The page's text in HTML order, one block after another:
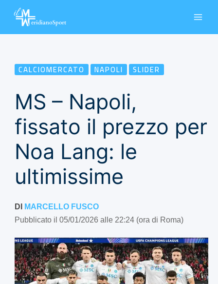
CALCIOMERCATO NAPOLI SLIDER
MS – Napoli,
fissato il prezzo per
Noa Lang: le
ultimissime
DI MARCELLO FUSCO
Pubblicato il 05/01/2026 alle 22:24 (ora di Roma)